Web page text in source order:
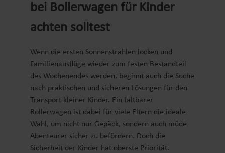
bei Bollerwagen für Kinder
achten solltest
Wenn die ersten Sonnenstrahlen locken und
Familienausflüge wieder zum festen Bestandteil
des Wochenendes werden, beginnt auch die Suche
nach praktischen und sicheren Lösungen für den
Transport kleiner Kinder. Ein faltbarer
Bollerwagen ist dabei für viele Eltern die ideale
Wahl, um nicht nur Gepäck, sondern auch müde
Abenteurer sicher zu befördern. Doch die
Sicherheit der Kinder hat oberste Priorität.